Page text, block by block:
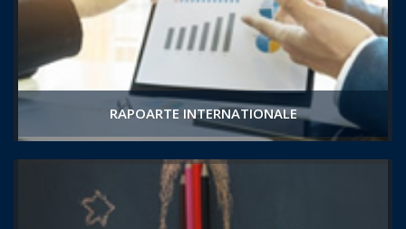
RAPOARTE INTERNATIONALE